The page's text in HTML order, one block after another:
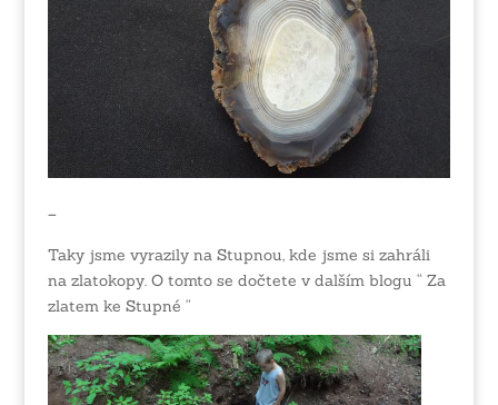
–
Taky jsme vyrazily na Stupnou, kde jsme si zahráli
na zlatokopy. O tomto se dočtete v dalším blogu “ Za
zlatem ke Stupné “